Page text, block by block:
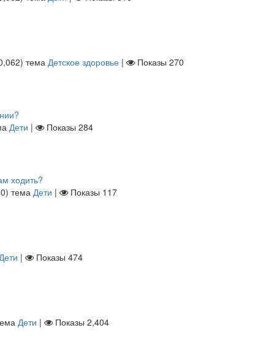
) тема Детское здоровье | Показы 270
Дети | Показы 284
ходить?
) тема Дети | Показы 117
| Показы 474
Дети | Показы 2,404